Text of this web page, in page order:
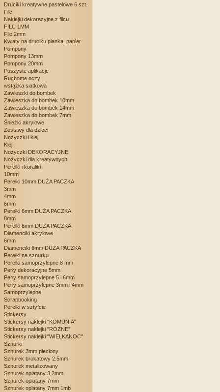
Druciki kreatywne pastelowe 6 szt.
Filc
Naklejki dekoracyjne z filcu
FILC 1MM
Filc 2mm
Kwiaty na druciku pianka, papier
Pompony
Pompony 13mm
Pompony 20mm
Puszyste aplikacje
Ruchome oczy
wstążka siatkowa
Zawieszki do bombek
Zawieszka do bombek 10mm
Zawieszka do bombek 14mm
Zawieszka do bombek 7mm
Śnieżki akrylowe
Zestawy dla dzieci
Nożyczki i klej
Klej
Nożyczki DEKORACYJNE
Nożyczki dla kreatywnych
Perełki i koraliki
10mm
Perełki 10mm DUŻA PACZKA
3mm
4mm
6mm
Perełki 6mm DUŻA PACZKA
8mm
Perełki 8mm DUŻA PACZKA
Diamenciki akrylowe
6mm
Diamenciki 6mm DUŻA PACZKA
Perełki na sznurku
Perełki samoprzylepne 8 mm
Perły dekoracyjne 5mm
Perły samoprzylepne 5 i 6mm
Perły samoprzylepne 3mm i 4mm
Samoprzylepne
Scrapbooking
Perełki w sztyfcie
Stickersy
Stickersy naklejki "KOMUNIA"
Stickersy naklejki "RÓŻNE"
Stickersy naklejki "WIELKANOC"
Sznurki
Sznurek 3mm pleciony
Sznurek brokatowy 2.5mm
Sznurek metalizowany
Sznurek oplatany 3,2mm
Sznurek oplatany 7mm
Sznurek oplatany 7mm 1mb